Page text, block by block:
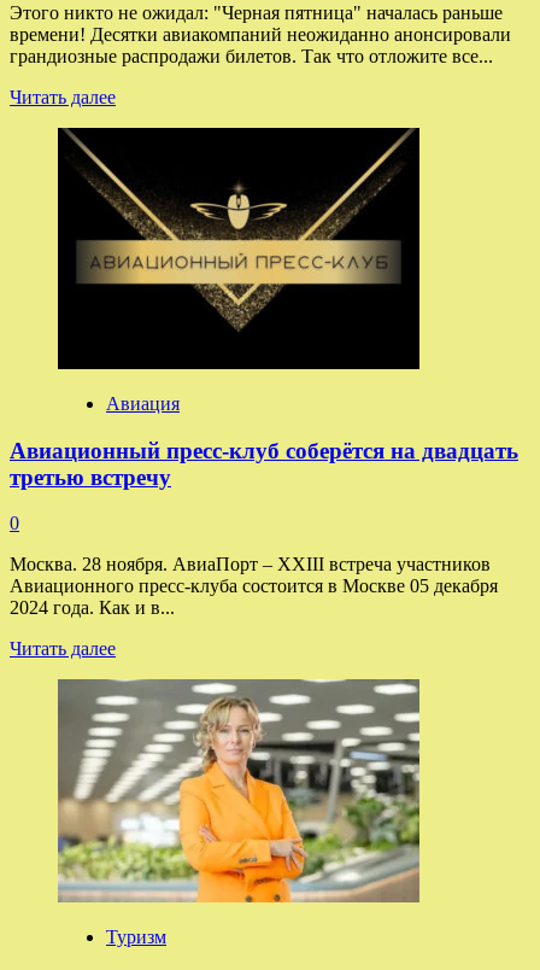
Этого никто не ожидал: "Черная пятница" началась раньше
времени! Десятки авиакомпаний неожиданно анонсировали
грандиозные распродажи билетов. Так что отложите все...
Читать далееПрочитать
на
билеты
рухнули:
авиакомпании
объявили
фантастические
Авиация
Авиационный пресс-клуб соберётся на двадцать
третью встречу
0
Москва. 28 ноября. АвиаПорт – XXIII встреча участников
Авиационного пресс-клуба состоится в Москве 05 декабря
2024 года. Как и в...
Читать далееПрочитать
о
Авиационный
пресс-
клуб
соберётся
на
двадцать
третью
встречу
Туризм